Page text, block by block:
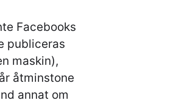
Facebooks
publiceras
maskin),
åtminstone
annat om